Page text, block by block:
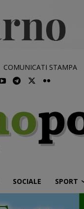
COMUNICATI STAMPA
SOCIALE SPORT